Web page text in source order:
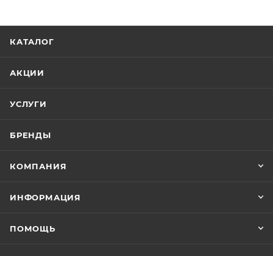
КАТАЛОГ
АКЦИИ
УСЛУГИ
БРЕНДЫ
КОМПАНИЯ
ИНФОРМАЦИЯ
ПОМОЩЬ